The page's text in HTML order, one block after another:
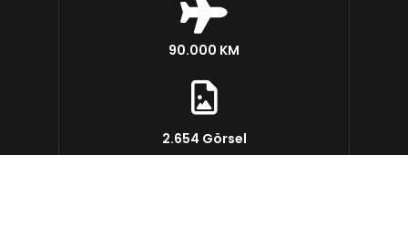
90.000 KM
2.654 Görsel